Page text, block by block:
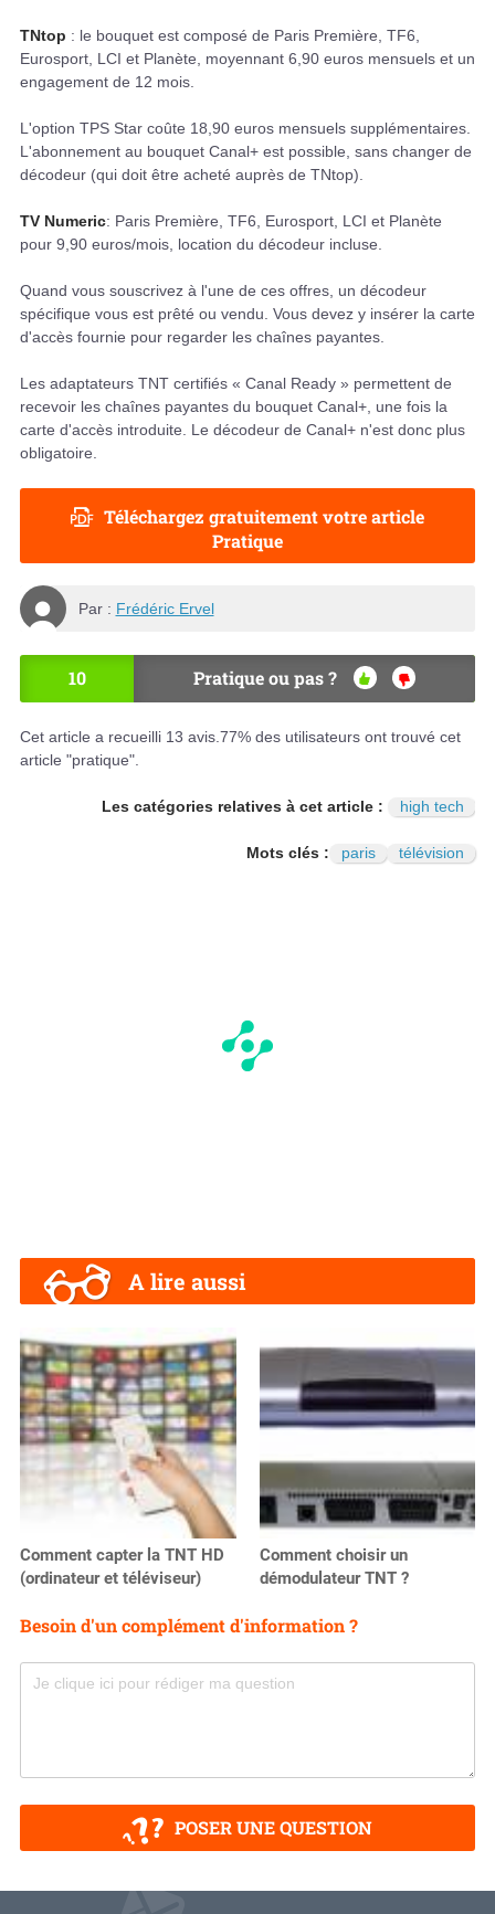
TNtop : le bouquet est composé de Paris Première, TF6,
Eurosport, LCI et Planète, moyennant 6,90 euros mensuels et un
engagement de 12 mois.
L'option TPS Star coûte 18,90 euros mensuels supplémentaires.
L'abonnement au bouquet Canal+ est possible, sans changer de
décodeur (qui doit être acheté auprès de TNtop).
TV Numeric: Paris Première, TF6, Eurosport, LCI et Planète
pour 9,90 euros/mois, location du décodeur incluse.
Quand vous souscrivez à l'une de ces offres, un décodeur
spécifique vous est prêté ou vendu. Vous devez y insérer la carte
d'accès fournie pour regarder les chaînes payantes.
Les adaptateurs TNT certifiés « Canal Ready » permettent de
recevoir les chaînes payantes du bouquet Canal+, une fois la
carte d'accès introduite. Le décodeur de Canal+ n'est donc plus
obligatoire.
Téléchargez gratuitement votre article
Pratique
Par : Frédéric Ervel
10 Pratique ou pas ?
OU
NO
N
Cet article a recueilli 13 avis. 77% des utilisateurs ont trouvé cet
article "pratique".
Les catégories relatives à cet article : high tech
Mots clés : paris télévision
A lire aussi
Comment capter la TNT HD
(ordinateur et téléviseur)
Comment choisir un
démodulateur TNT ?
Besoin d'un complément d'information ?
POSER UNE QUESTION